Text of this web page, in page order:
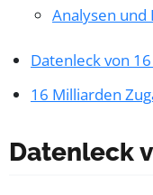
Analysen
Datenleck von
16 Milliarden
Datenleck